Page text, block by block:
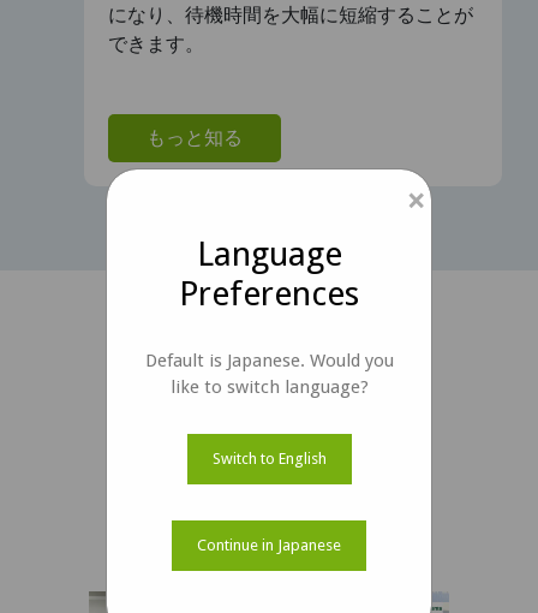
になり、待機時間を大幅に短縮することが
できます。
もっと知る
デモビデオ
×
Language
Preferences
Default is Japanese. Would you
like to switch language?
Switch to English
Continue in Japanese